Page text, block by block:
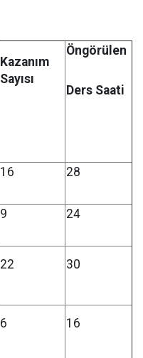
Kazanım
Sayısı
Öngörülen
Ders Saati
16 28
9 24
22 30
6 16